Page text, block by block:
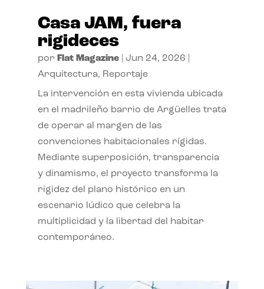
Casa JAM, fuera
rigideces
por Flat Magazine| Jun 24, 2026
Arquitectura, Reportaje
La intervención en esta vivienda ubicada
en el madrileño barrio de Argüelles trata
de operar al margen de las
convenciones habitacionales rígidas.
Mediante superposición, transparencia
y dinamismo, el proyecto transforma la
rigidez del plano histórico en un
escenario lúdico que celebra la
multiplicidad y la libertad del habitar
contemporáneo.